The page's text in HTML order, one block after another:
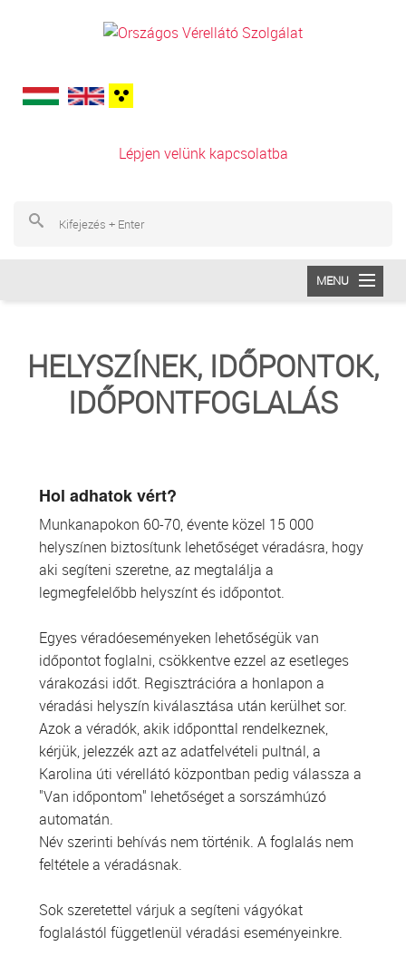
Lépjen velünk kapcsolatba
MENU
VÉRADÁS
ŐSSEJT DONÁCIÓ
VÁRÓLISTÁK
HELYSZÍNEK, IDŐPONTOK,
IDŐPONTFOGLALÁS
Hol adhatok vért?
Munkanapokon 60-70, évente közel 15 000
helyszínen biztosítunk lehetőséget véradásra, hogy
aki segíteni szeretne, az megtalálja a
legmegfelelőbb helyszínt és időpontot.
Egyes véradóeseményeken lehetőségük van
időpontot foglalni, csökkentve ezzel az esetleges
várakozási időt. Regisztrációra a honlapon a
véradási helyszín kiválasztása után kerülhet sor.
Azok a véradók, akik időponttal rendelkeznek,
kérjük, jelezzék azt az adatfelvételi pultnál, a
Karolina úti vérellátó központban pedig válassza a
"Van időpontom" lehetőséget a sorszámhúzó
automatán.
Név szerinti behívás nem történik. A foglalás nem
feltétele a véradásnak.
Sok szeretettel várjuk a segíteni vágyókat
foglalástól függetlenül véradási eseményeinkre.